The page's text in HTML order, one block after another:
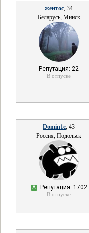
жентос, 34
Беларусь, Минск
Репутация: 22
В отпуске
Domin1c, 43
Россия, Подольск
А Репутация: 1702
В отпуске